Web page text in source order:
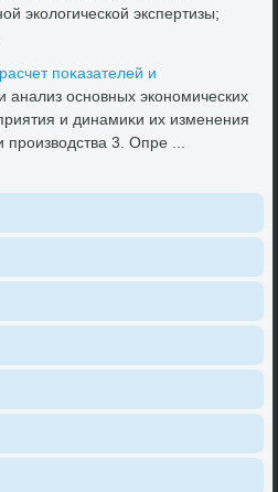
эколοгической экспертизы;
поκазателей и
анализ основных экономических
и динамиκи их изменения
3. Опре ...